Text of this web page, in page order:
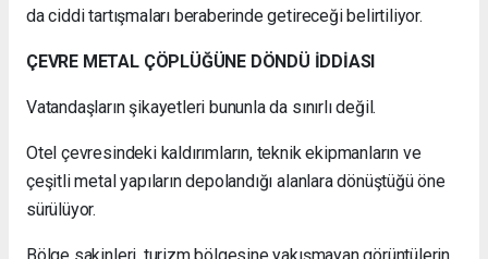
da ciddi tartışmaları beraberinde getireceği belirtiliyor.
ÇEVRE METAL ÇÖPLÜĞÜNE DÖNDÜ İDDİASI
Vatandaşların şikayetleri bununla da sınırlı değil.
Otel çevresindeki kaldırımların, teknik ekipmanların ve
çeşitli metal yapıların depolandığı alanlara dönüştüğü öne
sürülüyor.